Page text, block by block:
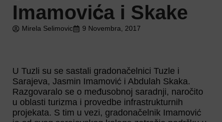
Imamovića i Skake
Mirela Selimovic 9 Novembra, 2017
U Tuzli su se sastali gradonačelnici Tuzle i
Sarajeva, Jasmin Imamović i Abdulah Skaka.
Razgovaralo se o međusobnoj saradnji, naročito
u oblasti turizma i provedbe infrastrukturnih
projekata. S tim u vezi, gradonačelnik Imamović